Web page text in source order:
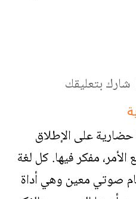
شارك بتعليقك
حضارية على الإطلاق
مفكر فيها. كل لغة
صوتي معين وهي أداة